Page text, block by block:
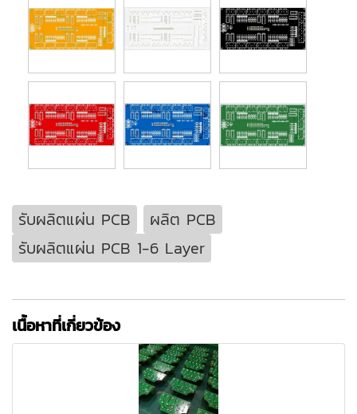
รับผลิตแผ่น PCB
ผลิต PCB
รับผลิตแผ่น PCB 1-6 Layer
เนื้อหาที่เกี่ยวข้อง